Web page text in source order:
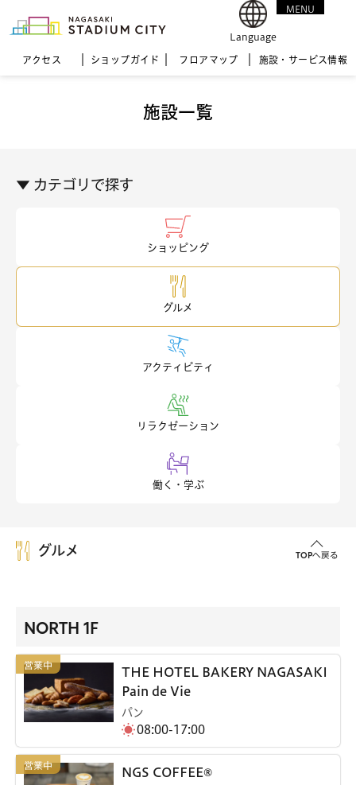
アクセス ショップガイド フロア マップ 施設・サービス情報
Language
MENU
施設一覧
▼ カテゴリで探す
ショッピング
グルメ
アクティビティ
リラクゼーション
働く・学ぶ
グルメ TOPへ戻る
NORTH 1F
THE HOTEL BAKERY NAGASAKI
Pain de Vie
パン
08:00-17:00
NGS COFFEE®